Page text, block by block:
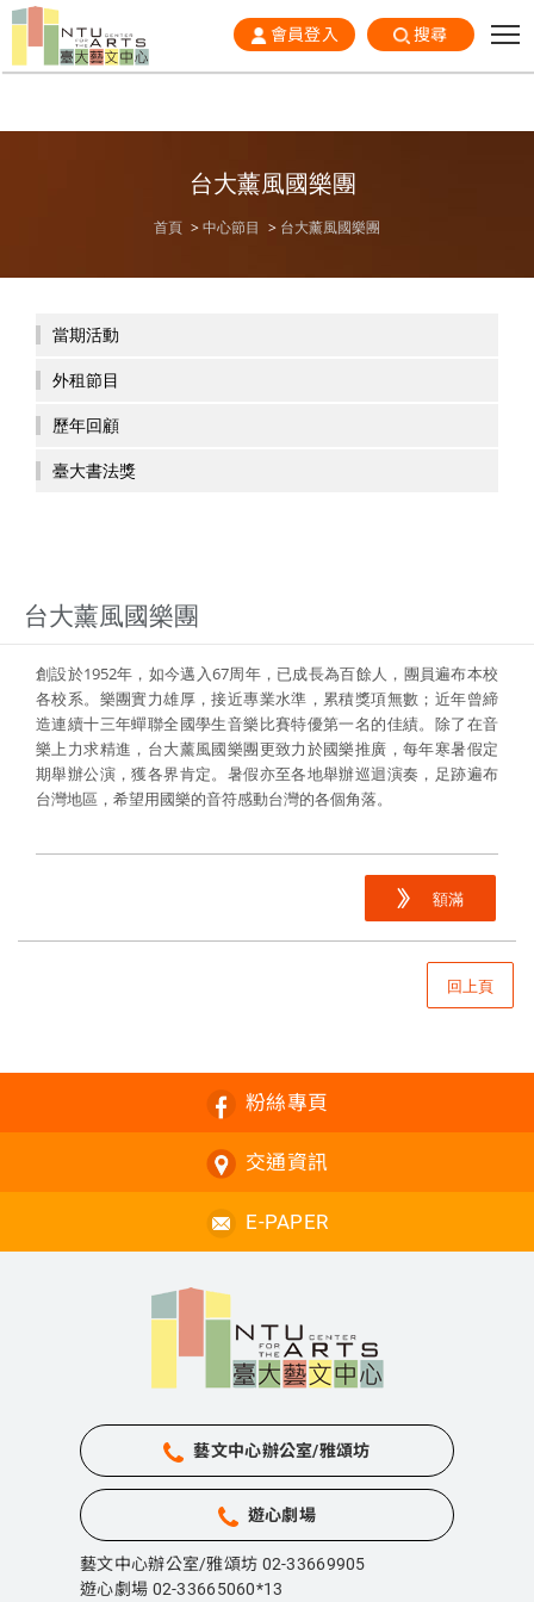
會員登入 搜尋
台大薰風國樂團
首頁 中心節目 台大薰風國樂團
當期活動
外租節目
歷年回顧
臺大書法獎
台大薰風國樂團
創設於1952年，如今邁入67周年，已成長為百餘人，團員遍布本校
各校系。樂團實力雄厚，接近專業水準，累積獎項無數；近年曾締
造連續十三年蟬聯全國學生音樂比賽特優第一名的佳績。除了在音
樂上力求精進，台大薰風國樂團更致力於國樂推廣，每年寒暑假定
期舉辦公演，獲各界肯定。暑假亦至各地舉辦巡迴演奏，足跡遍布
台灣地區，希望用國樂的音符感動台灣的各個角落。
額滿
回上頁
粉絲專頁
交通資訊
E-PAPER
藝文中心辦公室/雅頌坊
遊心劇場
藝文中心辦公室/雅頌坊 02-33669905
遊心劇場 02-33665060*13